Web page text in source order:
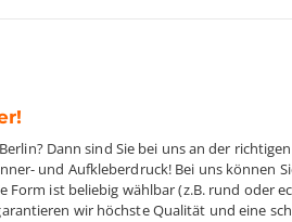
Dann sind Sie bei uns an der
und Aufkleberdruck! Bei uns können
Form ist beliebig wählbar (z.B. rund oder
wir höchste Qualität und eine